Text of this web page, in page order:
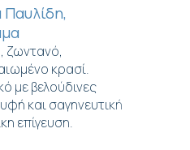
ζωντανό,
κρασί.
με βελούδινες
και σαγηνευτική
επίγευση.